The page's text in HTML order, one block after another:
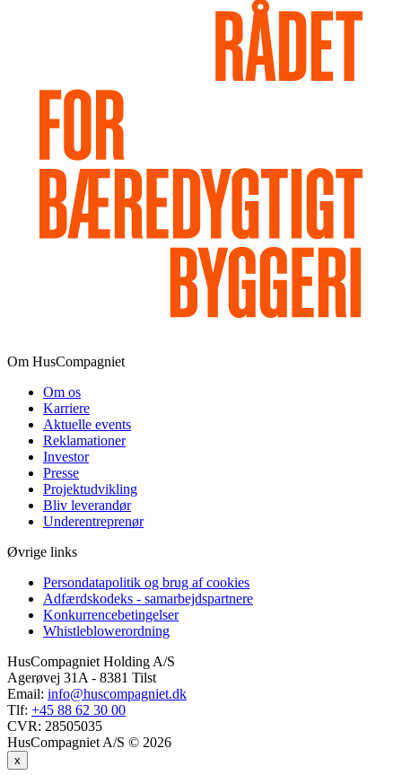
Om HusCompagniet
Om os
Karriere
Aktuelle events
Reklamationer
Investor
Presse
Projektudvikling
Bliv leverandør
Underentreprenør
Øvrige links
Persondatapolitik og brug af cookies
Adfærdskodeks - samarbejdspartnere
Konkurrencebetingelser
Whistleblowerordning
HusCompagniet Holding A/S
Agerøvej 31A - 8381 Tilst
Email: info@huscompagniet.dk
Tlf: +45 88 62 30 00
CVR: 28505035
HusCompagniet A/S © 2026
x